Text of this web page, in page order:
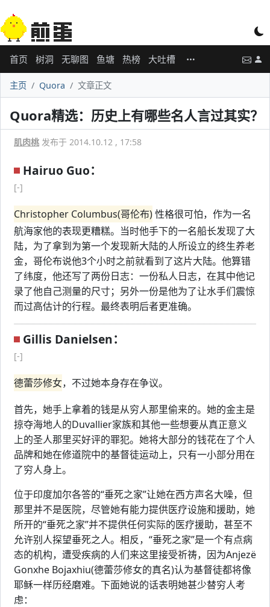
首页 树洞 无聊图 鱼塘 热榜 大吐槽
主页 Quora 文章正文
Quora精选：历史上有哪些名人言过其实？
肌肉桃 发布于 2014.10.12 , 17:58
Hairuo Guo：
[-]
Christopher Columbus(哥伦布)性格很可怕，作为一名
航海家他的表现更糟糕。当时他手下的一名船长发现了大
陆，为了拿到为第一个发现新大陆的人所设立的终生养老
金，哥伦布说他3个小时之前就看到了这片大陆。他算错
了纬度，他还写了两份日志：一份私人日志，在其中他记
录了他自己测量的尺寸；另外一份是他为了让水手们震惊
而过高估计的行程。最终表明后者更准确。
Gillis Danielsen：
[-]
德蕾莎修女，不过她本身存在争议。
首先，她手上拿着的钱是从穷人那里偷来的。她的金主是
掠夺海地人的Duvallier家族和其他一些想要从真正意义
上的圣人那里买好评的罪犯。她将大部分的钱花在了个人
品牌和她在修道院中的基督徒运动上，只有一小部分用在
了穷人身上。
位于印度加尔各答的“垂死之家”让她在西方声名大噪，但
那里并不是医院，尽管她有能力提供医疗设施和援助，她
所开的“垂死之家”并不提供任何实际的医疗援助，甚至不
允许别人探望垂死之人。相反，“垂死之家”是一个有点病
态的机构，遭受疾病的人们来这里接受祈祷，因为Anjezë
Gonxhe Bojaxhiu(德蕾莎修女的真名)认为基督徒都将像
耶稣一样历经磨难。下面她说的话表明她甚少替穷人考
虑：